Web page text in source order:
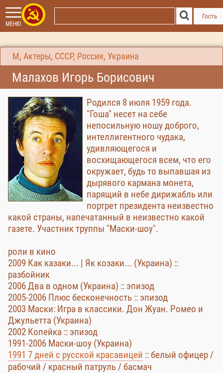
МЕНЮ
Гость
М , Актеры, СССР, Россия, Украина
Малахов Игорь Борисович
Родился 8 июля 1959 года.
"Гоша" несет на себе
непосильную ношу доброго,
интеллигентного чудака,
удивляющегося и
восхищающегося всем, что его
окружает, будь то выпавшая из
дырявого кармана монета,
парящий в небе дирижабль или
портрет президента неизвестно
какой страны, напечатанный в неизвестно какой
газете. Участник труппы "Маски-шоу".
роли в кино
2009 Как казаки... | Як козаки... (Украина) ::
разбойник
2006 Два в одном (Украина) :: эпизод
2005-2006 Плюс бесконечность :: эпизод
2003 Маски: Игра в классики. Дон Жуан. Ромео и
Джульетта (Украина)
2002 Копейка :: эпизод
1991-2006 Маски-шоу (Украина)
1991 7 дней с русской красавицей :: белый офицер /
рабочий / красный патруль / басмач